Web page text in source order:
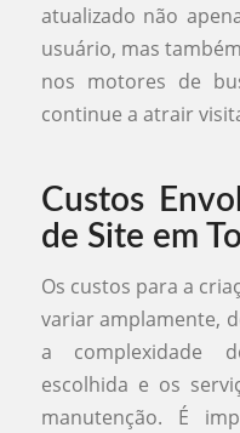
atualizado não
usuário, mas
nos motores de
continue a atrair
Custos
de Site em
Os custos para a
variar amplamente,
a complexidade
escolhida e os
manutenção. É